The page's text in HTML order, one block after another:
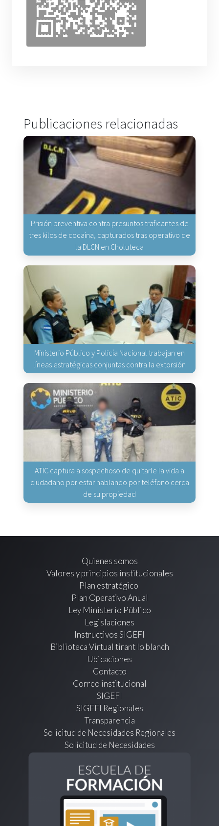
Publicaciones relacionadas
Prisión preventiva contra presuntos traficantes de
tres kilos de cocaína, capturados tras operativo de
la DLCN en Choluteca
Ministerio Público y Policía Nacional trabajan en
líneas estratégicas conjuntas contra la extorsión
ATIC captura a sospechoso de quitarle la vida a
ciudadano por estar hablando por teléfono cerca
de su propiedad
Quienes somos
Valores y principios institucionales
Plan estratégico
Plan Operativo Anual
Ley Ministerio Público
Legislaciones
Instructivos SIGEFI
Biblioteca Virtual tirant lo blanch
Ubicaciones
Contacto
Correo institucional
SIGEFI
SIGEFI Regionales
Transparencia
Solicitud de Necesidades Regionales
Solicitud de Necesidades